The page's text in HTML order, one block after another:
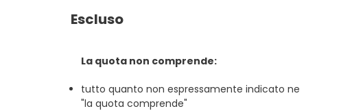
Escluso
La quota non comprende:
tutto quanto non espressamente indicato ne
"la quota comprende"